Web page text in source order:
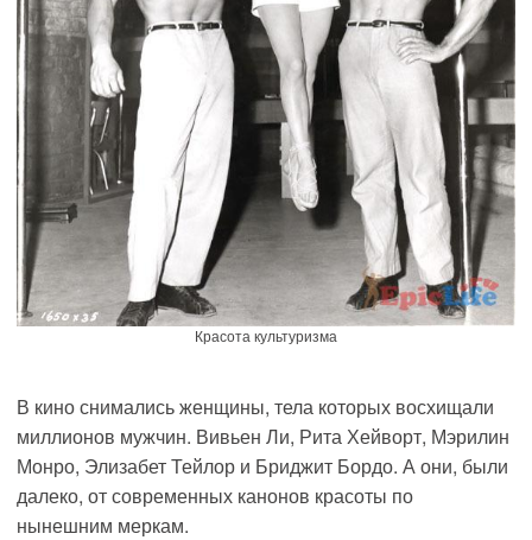
Красота культуризма
В кино снимались женщины, тела которых восхищали
миллионов мужчин. Вивьен Ли, Рита Хейворт, Мэрилин
Монро, Элизабет Тейлор и Бриджит Бордо. А они, были
далеко, от современных канонов красоты по
нынешним меркам.